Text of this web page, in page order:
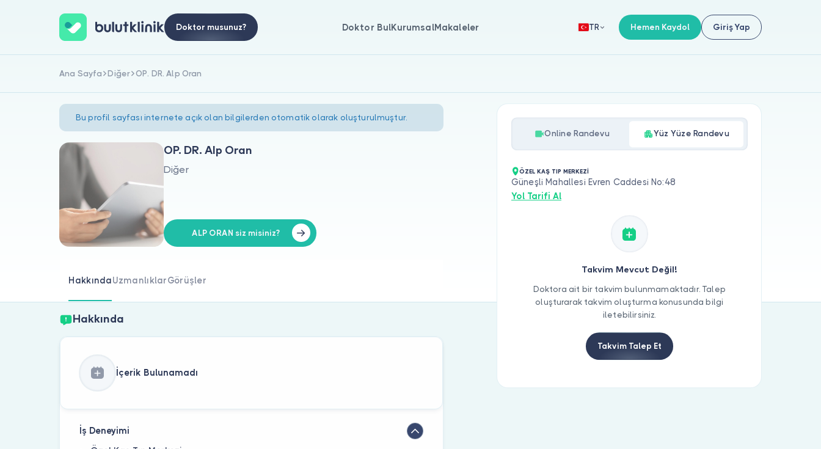
Doktor musunuz? Doktor BulKurumsalMakaleler TR Hemen Kaydol Giriş Yap
Ana Sayfa Diğer OP. DR. Alp Oran
Bu profil sayfası internete açık olan bilgilerden otomatik olarak oluşturulmuştur.
OP. DR. Alp Oran
Diğer
ALP ORAN siz misiniz?
HakkındaUzmanlıklarGörüşler
Hakkında
İçerik Bulunamadı
İş Deneyimi
Online Randevu Yüz Yüze Randevu
ÖZEL KAŞ TIP MERKEZİ
Güneşli Mahallesi Evren Caddesi No:48
Yol Tarifi Al
Takvim Mevcut Değil!
Doktora ait bir takvim bulunmamaktadır. Talep
oluşturarak takvim oluşturma konusunda bilgi
iletebilirsiniz.
Takvim Talep Et